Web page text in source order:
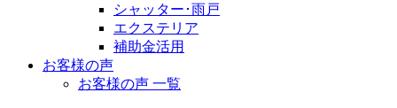
シャッター･雨戸
エクステリア
補助金活用
お客様の声
お客様の声 一覧